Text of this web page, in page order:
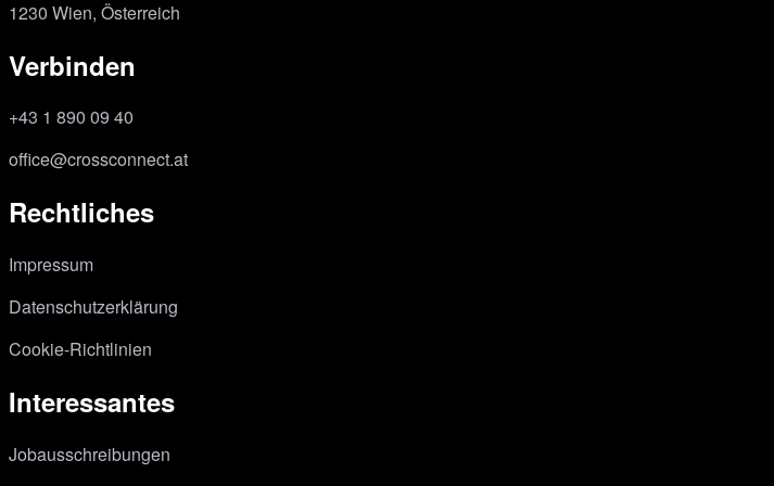
1230 Wien, Österreich
Verbinden
+43 1 890 09 40
office@crossconnect.at
Rechtliches
Impressum
Datenschutzerklärung
Cookie-Richtlinien
Interessantes
Jobausschreibungen